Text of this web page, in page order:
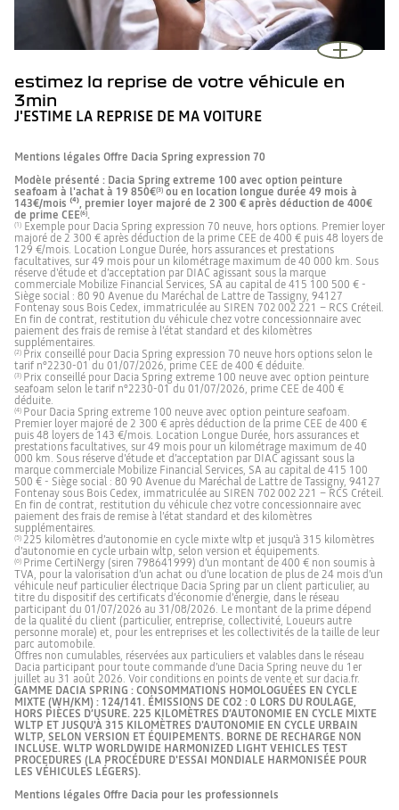
estimez la reprise de votre véhicule en
3min
J'ESTIME LA REPRISE DE MA VOITURE
Mentions légales Offre Dacia Spring expression 70
Modèle présenté : Dacia Spring extreme 100 avec option peinture
seafoam à l'achat à 19 850€(3) ou en location longue durée 49 mois à
143€/mois ⁽⁴⁾, premier loyer majoré de 2 300 € après déduction de 400€
de prime CEE(6).
(1) Exemple pour Dacia Spring expression 70 neuve, hors options. Premier loyer
majoré de 2 300 € après déduction de la prime CEE de 400 € puis 48 loyers de
129 €/mois. Location Longue Durée, hors assurances et prestations
facultatives, sur 49 mois pour un kilométrage maximum de 40 000 km. Sous
réserve d'étude et d’acceptation par DIAC agissant sous la marque
commerciale Mobilize Financial Services, SA au capital de 415 100 500 € -
Siège social : 80 90 Avenue du Maréchal de Lattre de Tassigny, 94127
Fontenay sous Bois Cedex, immatriculée au SIREN 702 002 221 – RCS Créteil.
En fin de contrat, restitution du véhicule chez votre concessionnaire avec
paiement des frais de remise à l’état standard et des kilomètres
supplémentaires.
(2) Prix conseillé pour Dacia Spring expression 70 neuve hors options selon le
tarif n°2230-01 du 01/07/2026, prime CEE de 400 € déduite.
(3) Prix conseillé pour Dacia Spring extreme 100 neuve avec option peinture
seafoam selon le tarif n°2230-01 du 01/07/2026, prime CEE de 400 €
déduite.
(4) Pour Dacia Spring extreme 100 neuve avec option peinture seafoam.
Premier loyer majoré de 2 300 € après déduction de la prime CEE de 400 €
puis 48 loyers de 143 €/mois. Location Longue Durée, hors assurances et
prestations facultatives, sur 49 mois pour un kilométrage maximum de 40
000 km. Sous réserve d'étude et d’acceptation par DIAC agissant sous la
marque commerciale Mobilize Financial Services, SA au capital de 415 100
500 € - Siège social : 80 90 Avenue du Maréchal de Lattre de Tassigny, 94127
Fontenay sous Bois Cedex, immatriculée au SIREN 702 002 221 – RCS Créteil.
En fin de contrat, restitution du véhicule chez votre concessionnaire avec
paiement des frais de remise à l’état standard et des kilomètres
supplémentaires.
(5) 225 kilomètres d’autonomie en cycle mixte wltp et jusqu'à 315 kilomètres
d'autonomie en cycle urbain wltp, selon version et équipements.
(6) Prime CertiNergy (siren 798641999) d’un montant de 400 € non soumis à
TVA, pour la valorisation d’un achat ou d'une location de plus de 24 mois d’un
véhicule neuf particulier électrique Dacia Spring par un client particulier, au
titre du dispositif des certificats d’économie d’énergie, dans le réseau
participant du 01/07/2026 au 31/08/2026. Le montant de la prime dépend
de la qualité du client (particulier, entreprise, collectivité, Loueurs autre
personne morale) et, pour les entreprises et les collectivités de la taille de leur
parc automobile.
Offres non cumulables, réservées aux particuliers et valables dans le réseau
Dacia participant pour toute commande d’une Dacia Spring neuve du 1er
juillet au 31 août 2026. Voir conditions en points de vente et sur dacia.fr.
GAMME DACIA SPRING : CONSOMMATIONS HOMOLOGUÉES EN CYCLE
MIXTE (WH/KM) : 124/141. ÉMISSIONS DE CO2 : 0 LORS DU ROULAGE,
HORS PIÈCES D’USURE. 225 KILOMÈTRES D’AUTONOMIE EN CYCLE MIXTE
WLTP ET JUSQU'À 315 KILOMÈTRES D'AUTONOMIE EN CYCLE URBAIN
WLTP, SELON VERSION ET ÉQUIPEMENTS. BORNE DE RECHARGE NON
INCLUSE. WLTP WORLDWIDE HARMONIZED LIGHT VEHICLES TEST
PROCEDURES (LA PROCÉDURE D'ESSAI MONDIALE HARMONISÉE POUR
LES VÉHICULES LÉGERS).
Mentions légales Offre Dacia pour les professionnels